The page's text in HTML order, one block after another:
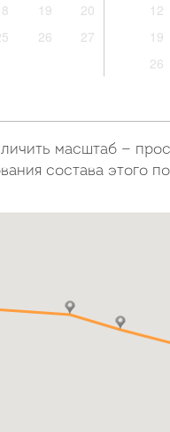
19
20
26
27
12
19
26
масштаб —
состава этого